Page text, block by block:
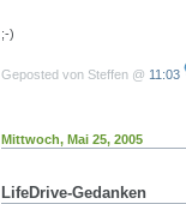
;-)
Geposted von Steffen @ 11:03
Mittwoch, Mai 25, 2005
LifeDrive-Gedanken